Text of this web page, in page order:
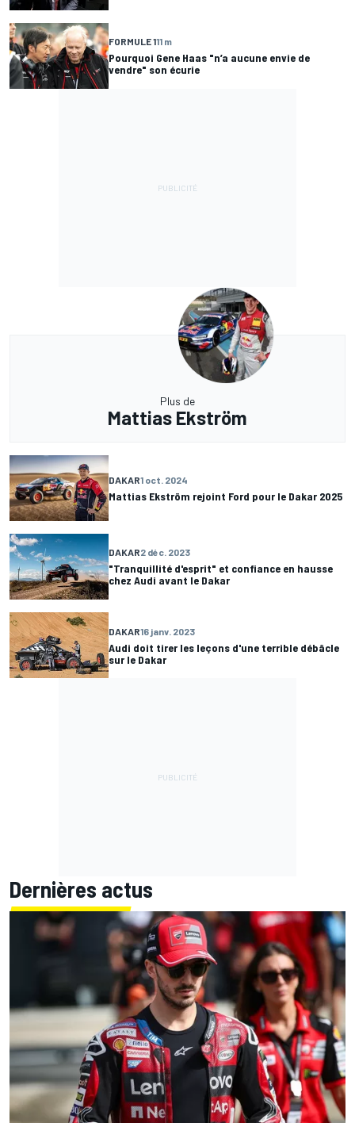
FORMULE 111 m
Pourquoi Gene Haas "n’a aucune envie de
vendre" son écurie
Plus de
Mattias Ekström
DAKAR1 oct. 2024
Mattias Ekström rejoint Ford pour le Dakar 2025
DAKAR2 déc. 2023
"Tranquillité d'esprit" et confiance en hausse
chez Audi avant le Dakar
DAKAR16 janv. 2023
Audi doit tirer les leçons d'une terrible débâcle
sur le Dakar
Dernières actus